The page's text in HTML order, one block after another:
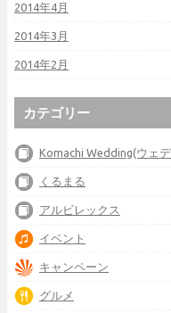
2014年4月
2014年3月
2014年2月
カテゴリー
Komachi Wedding(ウェ
くるまる
アルビレックス
イベント
キャンペーン
グルメ